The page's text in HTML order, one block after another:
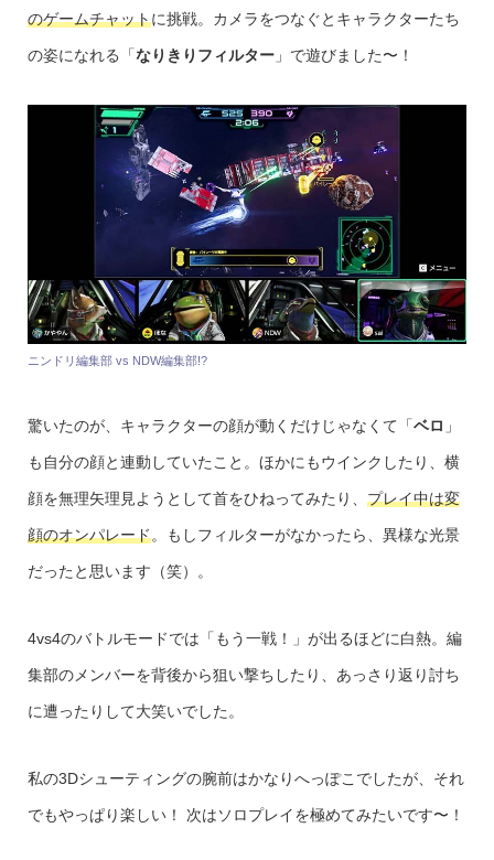
のゲームチャットに挑戦。カメラをつなぐとキャラクターたち
の姿になれる「なりきりフィルター」で遊びました〜！
ニンドリ編集部 vs NDW編集部!?
驚いたのが、キャラクターの顔が動くだけじゃなくて「ベロ 」
も自分の顔と連動していたこと。ほかにもウインクしたり、横
顔を無理矢理見ようとして首をひねってみたり、 プレイ中は変
顔のオンパレード。もしフィルターがなかったら、異様な光景
だったと思います（笑）。
4vs4のバトルモードでは「もう一戦！」が出るほどに白熱。編
集部のメンバーを背後から狙い撃ちしたり、あっさり返り討ち
に遭ったりして大笑いでした。
私の3Dシューティングの腕前はかなりへっぽこでしたが、それ
でもやっぱり楽しい！ 次はソロプレイを極めてみたいです〜！